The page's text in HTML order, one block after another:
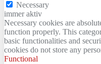
Necessary
immer aktiv
Necessary cookies are
function properly. This
basic functionalities and
cookies do not store any
Functional